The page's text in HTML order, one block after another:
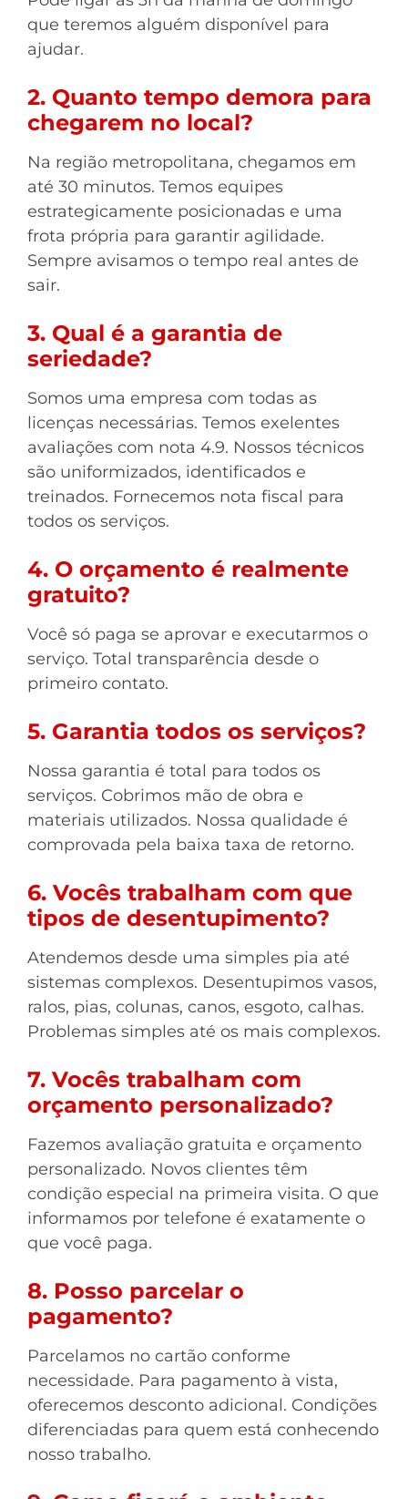
que teremos alguém disponível para
ajudar.
2. Quanto tempo demora para
chegarem no local?
Na região metropolitana, chegamos em
até 30 minutos. Temos equipes
estrategicamente posicionadas e uma
frota própria para garantir agilidade.
Sempre avisamos o tempo real antes de
sair.
3. Qual é a garantia de
seriedade?
Somos uma empresa com todas as
licenças necessárias. Temos exelentes
avaliações com nota 4.9. Nossos técnicos
são uniformizados, identificados e
treinados. Fornecemos nota fiscal para
todos os serviços.
4. O orçamento é realmente
gratuito?
Você só paga se aprovar e executarmos o
serviço. Total transparência desde o
primeiro contato.
5. Garantia todos os serviços?
Nossa garantia é total para todos os
serviços. Cobrimos mão de obra e
materiais utilizados. Nossa qualidade é
comprovada pela baixa taxa de retorno.
6. Vocês trabalham com que
tipos de desentupimento?
Atendemos desde uma simples pia até
sistemas complexos. Desentupimos vasos,
ralos, pias, colunas, canos, esgoto, calhas.
Problemas simples até os mais complexos.
7. Vocês trabalham com
orçamento personalizado?
Fazemos avaliação gratuita e orçamento
personalizado. Novos clientes têm
condição especial na primeira visita. O que
informamos por telefone é exatamente o
que você paga.
8. Posso parcelar o
pagamento?
Parcelamos no cartão conforme
necessidade. Para pagamento à vista,
oferecemos desconto adicional. Condições
diferenciadas para quem está conhecendo
nosso trabalho.